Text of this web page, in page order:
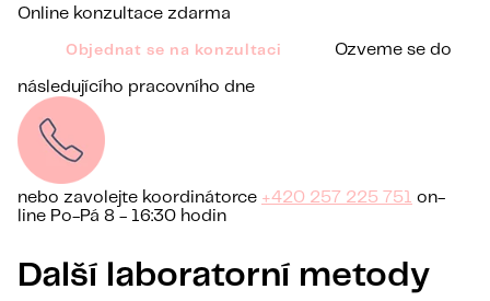
Online konzultace zdarma
Objednat se na konzultaci Ozveme se do
následujícího pracovního dne
nebo zavolejte koordinátorce +420 257 225 751 on-
line Po-Pá 8 - 16:30 hodin
Další laboratorní metody